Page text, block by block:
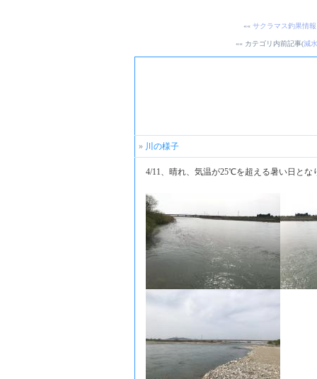
«« サクラマス釣果情
«« カテゴリ内前記事(減水
» 川の様子
4/11、晴れ、気温が25℃を超える暑い日とな